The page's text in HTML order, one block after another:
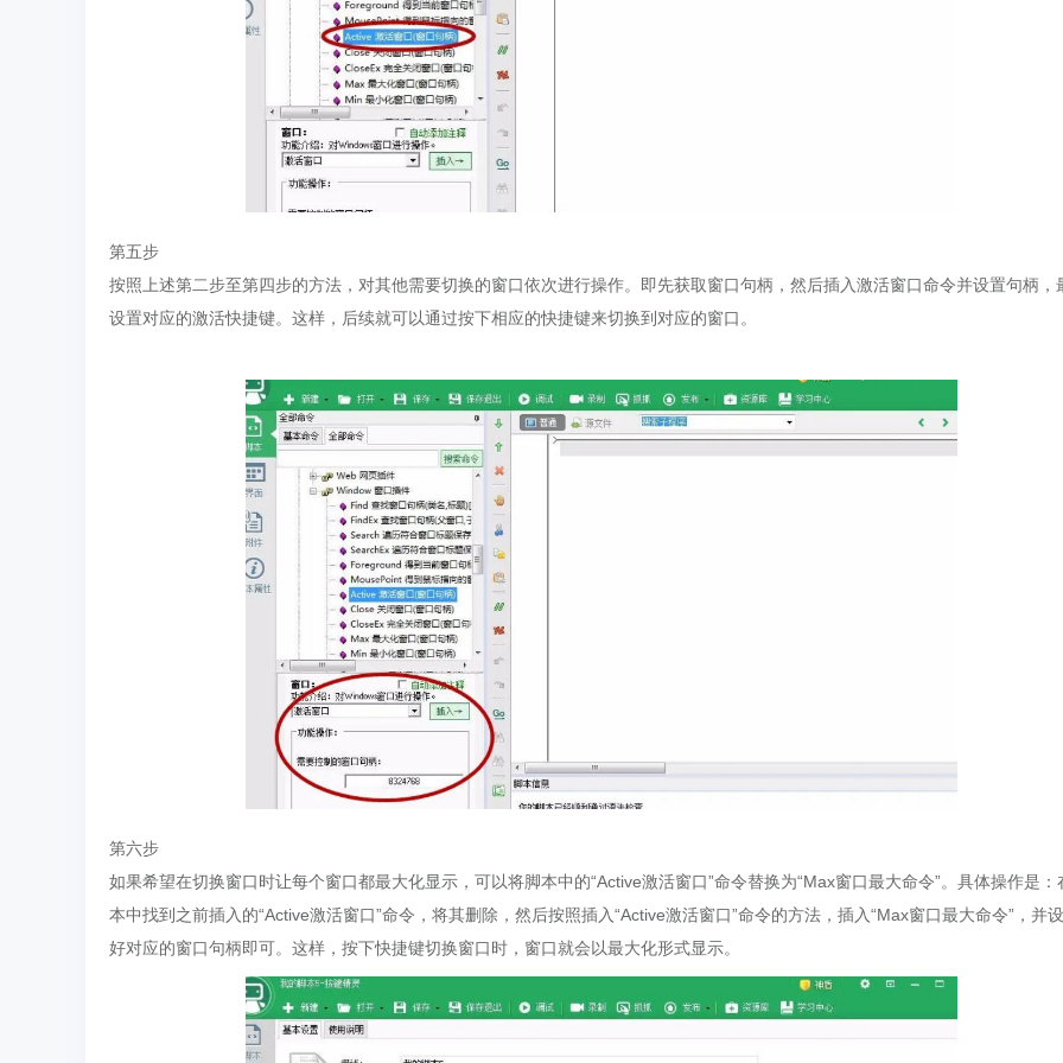
第五步
按照上述第二步至第四步的方法，对其他需要切换的窗口依次进行操作。即先获取窗口句柄，然后插入激活窗口命令并设置句柄，
设置对应的激活快捷键。这样，后续就可以通过按下相应的快捷键来切换到对应的窗口。
第六步
如果希望在切换窗口时让每个窗口都最大化显示，可以将脚本中的“Active激活窗口”命令替换为“Max窗口最大命令”。具体操作是：
本中找到之前插入的“Active激活窗口”命令，将其删除，然后按照插入“Active激活窗口”命令的方法，插入“Max窗口最大命令”，并
好对应的窗口句柄即可。这样，按下快捷键切换窗口时，窗口就会以最大化形式显示。